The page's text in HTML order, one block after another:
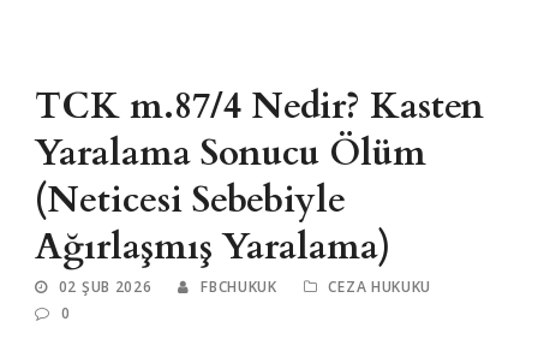
TCK m.87/4 Nedir? Kasten
Yaralama Sonucu Ölüm
(Neticesi Sebebiyle
Ağırlaşmış Yaralama)
02 ŞUB 2026 FBCHUKUK
CEZA HUKUKU
0